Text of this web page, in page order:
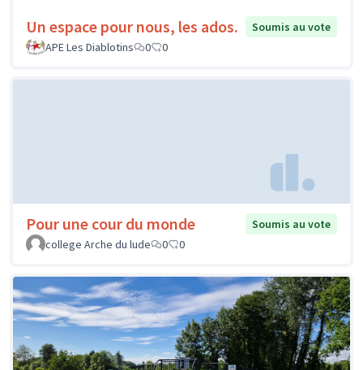
Un espace pour nous, les ados.
Soumis au vote
APE Les Diablotins
0 0
Pour une cour du monde
Soumis au vote
college Arche du lude
0 0